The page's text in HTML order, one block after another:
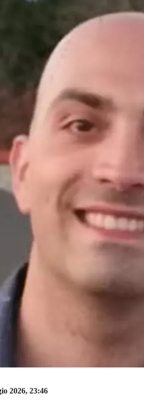
2026, 23:46